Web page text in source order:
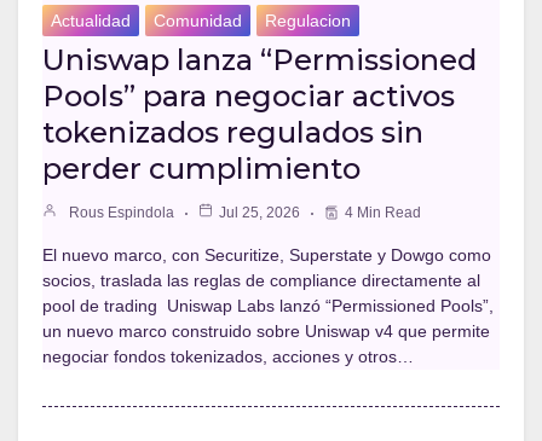
Actualidad Comunidad Regulacion
Uniswap lanza “Permissioned
Pools” para negociar activos
tokenizados regulados sin
perder cumplimiento
Rous Espindola Jul 25, 2026 4 Min Read
El nuevo marco, con Securitize, Superstate y Dowgo como
socios, traslada las reglas de compliance directamente al
pool de trading Uniswap Labs lanzó “Permissioned Pools”,
un nuevo marco construido sobre Uniswap v4 que permite
negociar fondos tokenizados, acciones y otros…